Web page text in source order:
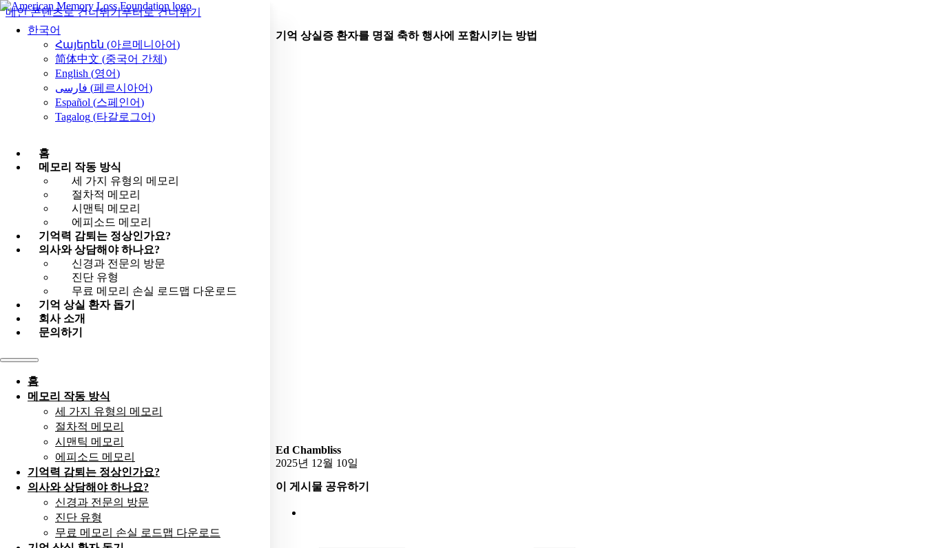
메인 콘텐츠로 건너뛰기푸터로 건너뛰기
한국어
Հայերեն (아르메니아어)
简体中文 (중국어 간체 )
English (영어)
فارسی (페르시아어)
Español (스페인어)
Tagalog (타갈로그어)
홈
메모리 작동 방식
세 가지 유형의 메모리
절차적 메모리
시맨틱 메모리
에피소드 메모리
기억력 감퇴는 정상인가요?
의사와 상담해야 하나요?
신경과 전문의 방문
진단 유형
무료 메모리 손실 로드맵 다운로드
기억 상실 환자 돕기
회사 소개
문의하기
홈
메모리 작동 방식
세 가지 유형의 메모리
절차적 메모리
시맨틱 메모리
에피소드 메모리
기억력 감퇴는 정상인가요?
의사와 상담해야 하나요?
신경과 전문의 방문
진단 유형
무료 메모리 손실 로드맵 다운로드
기억 상실증 환자를 명절 축하 행사에 포함시키는 방법
Ed Chambliss
2025년 12월 10일
이 게시물 공유하기